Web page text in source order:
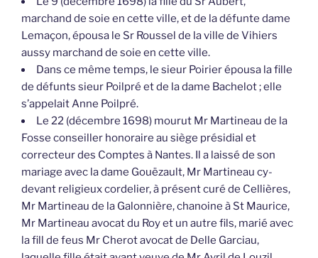
Lemaçon, épousa le Sr Roussel de la ville de Vihiers
aussy marchand de soie en cette ville.
Dans ce même temps, le sieur Poirier épousa la fille
de défunts sieur Poilpré et de la dame Bachelot ; elle
s’appelait Anne Poilpré.
Le 22 (décembre 1698) mourut Mr Martineau de la
Fosse conseiller honoraire au siège présidial et
correcteur des Comptes à Nantes. Il a laissé de son
mariage avec la dame Gouëzault, Mr Martineau cy-
devant religieux cordelier, à présent curé de Cellières,
Mr Martineau de la Galonnière, chanoine à St Maurice,
Mr Martineau avocat du Roy et un autre fils, marié avec
la fill de feus Mr Cherot avocat de Delle Garciau,
laquelle fille était avant veuve de Mr Avril de Louzil,
conseiller au présidial. Il fut enterré le lendemain en